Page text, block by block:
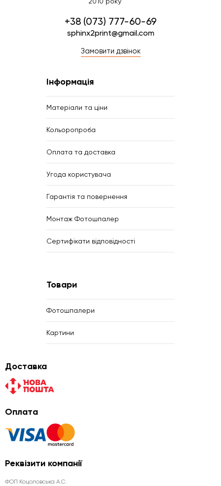
+38 (073) 777-60-69
sphinx2print@gmail.com
Замовити дзвінок
Інформація
Матеріали та ціни
Кольоропроба
Оплата та доставка
Угода користувача
Гарантія та повернення
Монтаж Фотошпалер
Сертифікати відповідності
Товари
Фотошпалери
Картини
Доставка
Оплата
Реквізити компанії
ФОП Коцоловська А.С.